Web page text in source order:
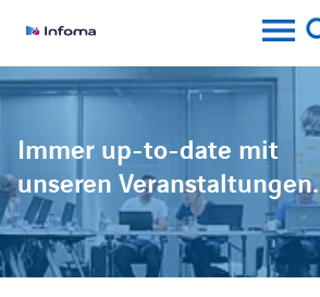
Immer up-to-date mit
unseren Veranstaltungen.